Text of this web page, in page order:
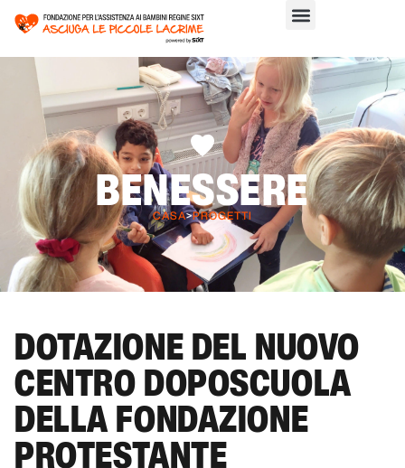
BENESSERE
CASA>PROGETTI
DOTAZIONE DEL NUOVO
CENTRO DOPOSCUOLA
DELLA FONDAZIONE
PROTESTANTE